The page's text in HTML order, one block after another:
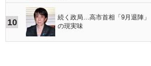
10
続く政局…高市首相「9月退陣」
の現実味